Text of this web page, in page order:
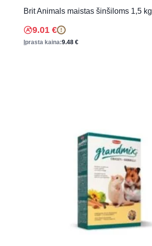
Brit Animals maistas šinšiloms 1,5 kg
9.01 € !
Įprasta kaina:9.48 €